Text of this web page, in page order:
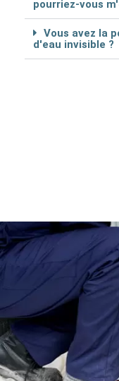
pourriez-vous
Vous avez la
d'eau invisible ?